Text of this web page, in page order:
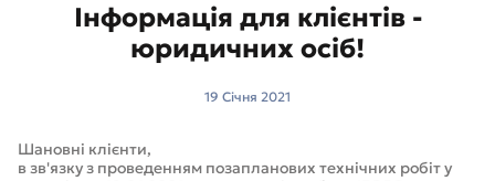
Інформація для клієнтів -
юридичних осіб!
19 Cічня 2021
Шановні клієнти,
в зв'язку з проведенням позапланових технічних робіт у